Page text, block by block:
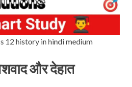
12 history in hindi medium
और देहात